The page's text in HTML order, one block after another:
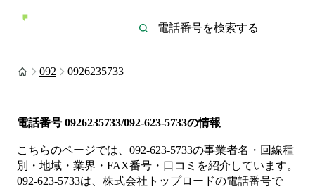
092 0926235733
電話番号 0926235733/092-623-5733の情報
こちらのページでは、 092-623-5733の事業者名・回線種
別・地域・業界・FAX番号・口コミを紹介しています。
092-623-5733は、 株式会社トップロードの電話番号で